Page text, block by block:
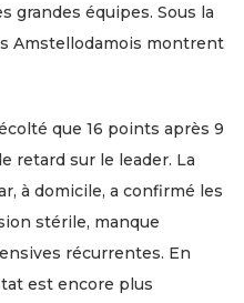
grandes équipes. Sous la
Amstellodamois montrent
que 16 points après 9
retard sur le leader. La
à domicile, a confirmé les
stérile, manque
récurrentes. En
est encore plus